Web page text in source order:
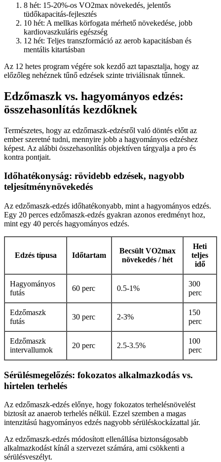
8 hét: 15-20%-os VO2max növekedés, jelentős
tüdőkapacitás-fejlesztés
10 hét: A mellkas körfogata mérhető növekedése, jobb
kardiovaszkuláris egészség
12 hét: Teljes transzformáció az aerob kapacitásban és
mentális kitartásban
Az 12 hetes program végére sok kezdő azt tapasztalja, hogy az
előzőleg nehéznek tűnő edzések szinte triviálisnak tűnnek.
Edzőmaszk vs. hagyományos edzés:
összehasonlítás kezdőknek
Természetes, hogy az edzőmaszk-edzésről való döntés előtt az
ember szeretné tudni, mennyire jobb a hagyományos edzéshez
képest. Az alábbi összehasonlítás objektíven tárgyalja a pro és
kontra pontjait.
Időhatékonyság: rövidebb edzések, nagyobb
teljesítménynövekedés
Az edzőmaszk-edzés időhatékonyabb, mint a hagyományos edzés.
Egy 20 perces edzőmaszk-edzés gyakran azonos eredményt hoz,
mint egy 40 percés hagyományos edzés.
Edzés típusa Időtartam
Becsült VO2max
növekedés / hét
Heti
teljes
idő
Hagyományos
futás
60 perc 0.5-1%
300
perc
Edzőmaszk
futás
30 perc 2-3%
150
perc
Edzőmaszk
intervallumok
20 perc 2.5-3.5%
100
perc
Sérülésmegelőzés: fokozatos alkalmazkodás vs.
hirtelen terhelés
Az edzőmaszk-edzés előnye, hogy fokozatos terhelésnövelést
biztosít az anaerob terhelés nélkül. Ezzel szemben a magas
intenzitású hagyományos edzés nagyobb sérüléskockázattal jár.
Az edzőmaszk-edzés módosított ellenállása biztonságosabb
alkalmazkodást kínál a szervezet számára, ami csökkenti a
sérülésveszélyt.